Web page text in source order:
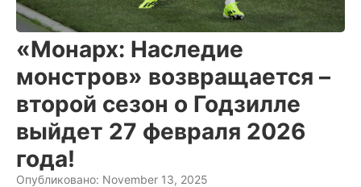
«Монарх: Наследие
монстров» возвращается –
второй сезон о Годзилле
выйдет 27 февраля 2026
года!
Опубликовано: November 13, 2025